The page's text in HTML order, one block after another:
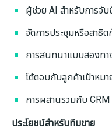
ผู้ช่วย AI สำหรับการจั
จัดการประชุมหรือสาธิ
การสนทนาแบบสองทา
โต้ตอบกับลูกค้าเป้าหม
การผสานรวมกับ CRM
ประโยชน์สำหรับทีมขาย